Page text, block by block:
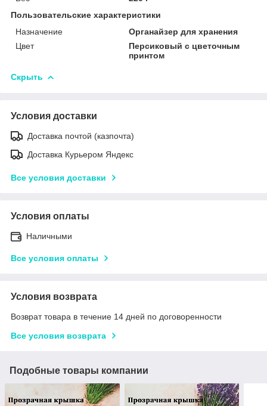
Пользовательские характеристики
Назначение
Органайзер для хранения
Цвет
Персиковый с цветочным
принтом
Скрыть
Условия доставки
Доставка почтой (казпочта)
Доставка Курьером Яндекс
Все условия доставки
Условия оплаты
Наличными
Все условия оплаты
Условия возврата
Возврат товара в течение 14 дней по договоренности
Все условия возврата
Подобные товары компании